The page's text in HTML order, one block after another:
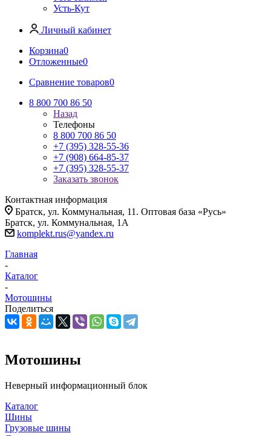
Усть-Кут
Личный кабинет
Корзина0
Отложенные0
Сравнение товаров0
8 800 700 86 50
Назад
Телефоны
8 800 700 86 50
+7 (395) 328-55-36
+7 (908) 664-85-37
+7 (395) 328-55-37
Заказать звонок
Контактная информация
Братск, ул. Коммунальная, 11. Оптовая база «Русь»
Братск, ул. Коммунальная, 1А
komplekt.rus@yandex.ru
Главная
-
Каталог
-
Мотошины
Поделиться
Мотошины
Неверный информационный блок
Каталог
Шины
Грузовые шины